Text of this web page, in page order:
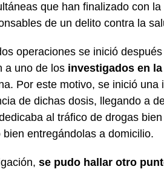
que han finalizado con la
de un delito contra la
operaciones se inició
a uno de los investigados en
Por este motivo, se inició
de dichas dosis, llegando a
al tráfico de drogas
entregándolas a domicilio.
se pudo hallar otro